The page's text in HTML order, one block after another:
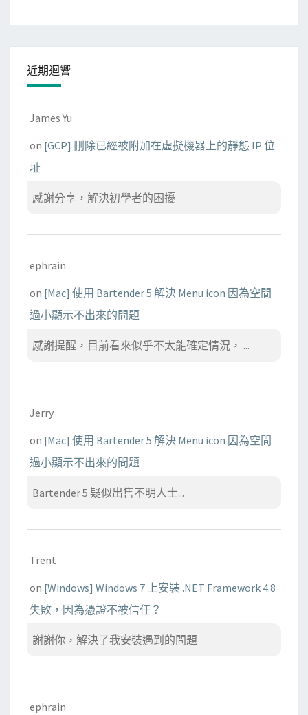
近期迴響
James Yu
on [GCP] 刪除已經被附加在虛擬機器上的靜態 IP 位
址
感謝分享，解決初學者的困擾
ephrain
on [Mac] 使用 Bartender 5 解決 Menu icon 因為空間
過小顯示不出來的問題
感謝提醒，目前看來似乎不太能確定情況， ...
Jerry
on [Mac] 使用 Bartender 5 解決 Menu icon 因為空間
過小顯示不出來的問題
Bartender 5 疑似出售不明人士...
Trent
on [Windows] Windows 7 上安裝 .NET Framework 4.8
失敗，因為憑證不被信任？
謝謝你，解決了我安裝遇到的問題
ephrain